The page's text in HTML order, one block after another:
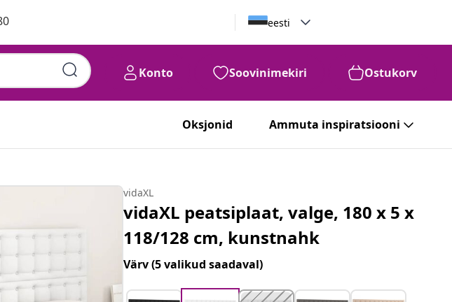
eesti
Konto Soovinimekiri Ostukorv
Oksjonid Ammuta inspiratsiooni
vidaXL
vidaXL peatsiplaat, valge, 180 x 5 x
118/128 cm, kunstnahk
Värv(5 valikud saadaval)